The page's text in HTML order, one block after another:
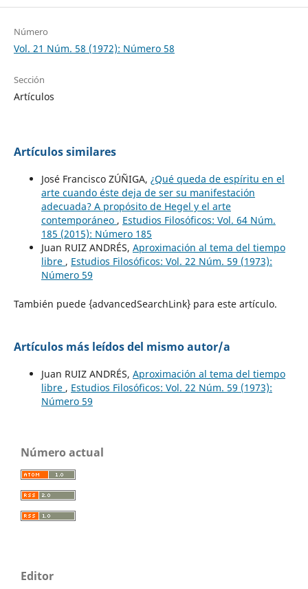
Número
Vol. 21 Núm. 58 (1972): Número 58
Sección
Artículos
Artículos similares
José Francisco ZÚÑIGA, ¿Qué queda de espíritu en el
arte cuando éste deja de ser su manifestación
adecuada? A propósito de Hegel y el arte
contemporáneo , Estudios Filosóficos: Vol. 64 Núm.
185 (2015): Número 185
Juan RUIZ ANDRÉS, Aproximación al tema del tiempo
libre , Estudios Filosóficos: Vol. 22 Núm. 59 (1973):
Número 59
También puede {advancedSearchLink} para este artículo.
Artículos más leídos del mismo autor/a
Juan RUIZ ANDRÉS, Aproximación al tema del tiempo
libre , Estudios Filosóficos: Vol. 22 Núm. 59 (1973):
Número 59
Número actual
Editor